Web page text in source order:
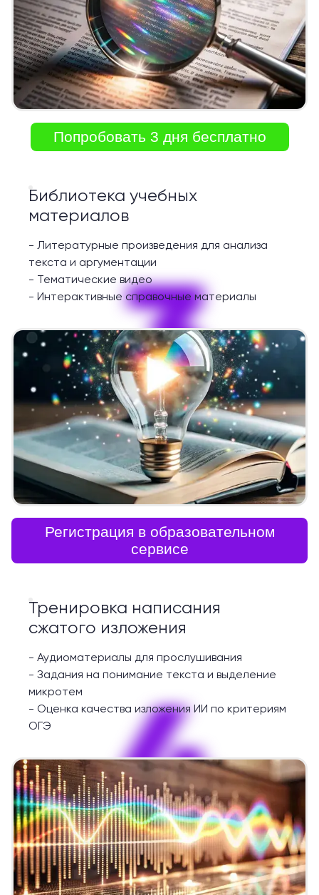
Попробовать 3 дня бесплатно
3
Библиотека учебных
материалов
- Литературные произведения для анализа
текста и аргументации
- Тематические видео
- Интерактивные справочные материалы
Регистрация в образовательном
сервисе
4
Тренировка написания
сжатого изложения
- Аудиоматериалы для прослушивания
- Задания на понимание текста и выделение
микротем
- Оценка качества изложения ИИ по критериям
ОГЭ